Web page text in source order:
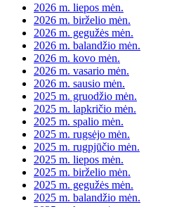
2026 m. liepos mėn.
2026 m. birželio mėn.
2026 m. gegužės mėn.
2026 m. balandžio mėn.
2026 m. kovo mėn.
2026 m. vasario mėn.
2026 m. sausio mėn.
2025 m. gruodžio mėn.
2025 m. lapkričio mėn.
2025 m. spalio mėn.
2025 m. rugsėjo mėn.
2025 m. rugpjūčio mėn.
2025 m. liepos mėn.
2025 m. birželio mėn.
2025 m. gegužės mėn.
2025 m. balandžio mėn.